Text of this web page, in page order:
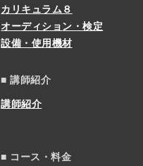
カリキュラム８
オーディション・検定
設備・使用機材
■ 講師紹介
講師紹介
■ コース・料金